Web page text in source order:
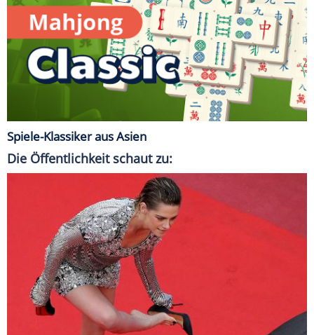
Spiele-Klassiker aus Asien
Die Öffentlichkeit schaut zu: